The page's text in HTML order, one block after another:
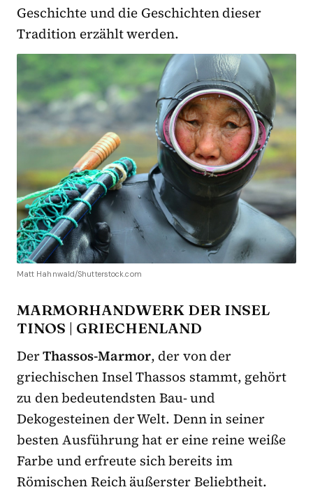
Geschichte und die Geschichten dieser
Tradition erzählt werden.
Matt Hahnwald/Shutterstock.com
MARMORHANDWERK DER INSEL
TINOS | GRIECHENLAND
DerThassos-Marmor, der von der
griechischen Insel Thassos stammt, gehört
zu den bedeutendsten Bau- und
Dekogesteinen der Welt. Denn in seiner
besten Ausführung hat er eine reine weiße
Farbe und erfreute sich bereits im
Römischen Reich äußerster Beliebtheit.